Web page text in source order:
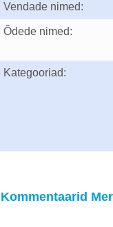
Vendade nimed:
Õdede nimed:
Kategooriad:
Kommentaarid